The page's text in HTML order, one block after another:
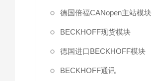
德国倍福CANopen主站模块
BECKHOFF现货模块
德国进口BECKHOFF模块
BECKHOFF通讯